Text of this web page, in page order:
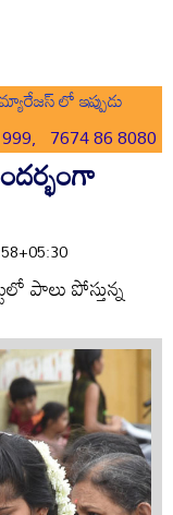
లో ఇప్పుడు
7674 86 8080
పాలు పోస్తున్న